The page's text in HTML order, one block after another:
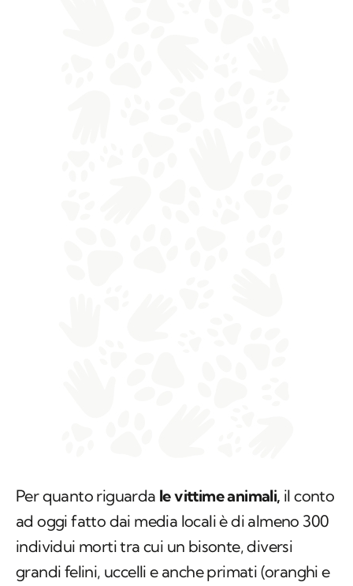
Per quanto riguarda le vittime animali, il conto
ad oggi fatto dai media locali è di almeno 300
individui morti tra cui un bisonte, diversi
grandi felini, uccelli e anche primati (oranghi e